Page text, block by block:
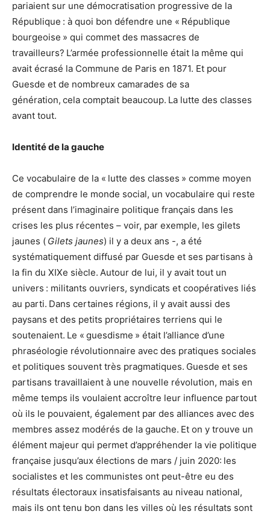
pariaient sur une démocratisation progressive de la
République : à quoi bon défendre une « République
bourgeoise » qui commet des massacres de
travailleurs? L’armée professionnelle était la même qui
avait écrasé la Commune de Paris en 1871. Et pour
Guesde et de nombreux camarades de sa
génération, cela comptait beaucoup. La lutte des classes
avant tout.
Identité de la gauche
Ce vocabulaire de la « lutte des classes » comme moyen
de comprendre le monde social, un vocabulaire qui reste
présent dans l’imaginaire politique français dans les
crises les plus récentes – voir, par exemple, les gilets
jaunes ( Gilets jaunes) il y a deux ans -, a été
systématiquement diffusé par Guesde et ses partisans à
la fin du XIXe siècle. Autour de lui, il y avait tout un
univers : militants ouvriers, syndicats et coopératives liés
au parti. Dans certaines régions, il y avait aussi des
paysans et des petits propriétaires terriens qui le
soutenaient. Le « guesdisme » était l’alliance d’une
phraséologie révolutionnaire avec des pratiques sociales
et politiques souvent très pragmatiques. Guesde et ses
partisans travaillaient à une nouvelle révolution, mais en
même temps ils voulaient accroître leur influence partout
où ils le pouvaient, également par des alliances avec des
membres assez modérés de la gauche. Et on y trouve un
élément majeur qui permet d’appréhender la vie politique
française jusqu’aux élections de mars / juin 2020: les
socialistes et les communistes ont peut-être eu des
résultats électoraux insatisfaisants au niveau national,
mais ils ont tenu bon dans les villes où les résultats sont